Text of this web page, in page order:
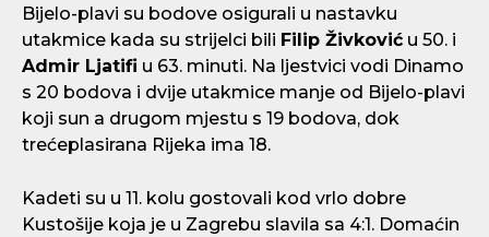
Bijelo-plavi su bodove osigurali u nastavku
utakmice kada su strijelci bili Filip Živković u 50. i
Admir Ljatifi u 63. minuti. Na ljestvici vodi Dinamo
s 20 bodova i dvije utakmice manje od Bijelo-plavi
koji sun a drugom mjestu s 19 bodova, dok
trećeplasirana Rijeka ima 18.
Kadeti su u 11. kolu gostovali kod vrlo dobre
Kustošije koja je u Zagrebu slavila sa 4:1. Domaćin